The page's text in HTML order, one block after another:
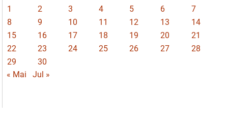
1 2 3 4 5 6
7
8
9 10 11 12 13
14
15
16 17 18 19 20
21
22
23 24 25 26 27
28
29
30
« Mai
Jul »